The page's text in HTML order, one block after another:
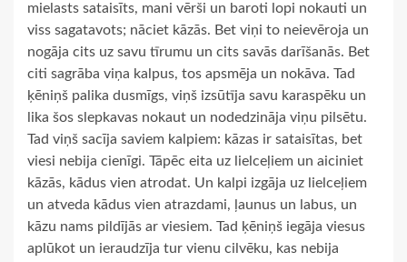
mielasts sataisīts, mani vērši un baroti lopi nokauti un
viss sagatavots; nāciet kāzās. Bet viņi to neievēroja un
nogāja cits uz savu tīrumu un cits savās darīšanās. Bet
citi sagrāba viņa kalpus, tos apsmēja un nokāva. Tad
ķēniņš palika dusmīgs, viņš izsūtīja savu karaspēku un
lika šos slepkavas nokaut un nodedzināja viņu pilsētu.
Tad viņš sacīja saviem kalpiem: kāzas ir sataisītas, bet
viesi nebija cienīgi. Tāpēc eita uz lielceļiem un aiciniet
kāzās, kādus vien atrodat. Un kalpi izgāja uz lielceļiem
un atveda kādus vien atrazdami, ļaunus un labus, un
kāzu nams pildījās ar viesiem. Tad ķēniņš iegāja viesus
aplūkot un ieraudzīja tur vienu cilvēku, kas nebija